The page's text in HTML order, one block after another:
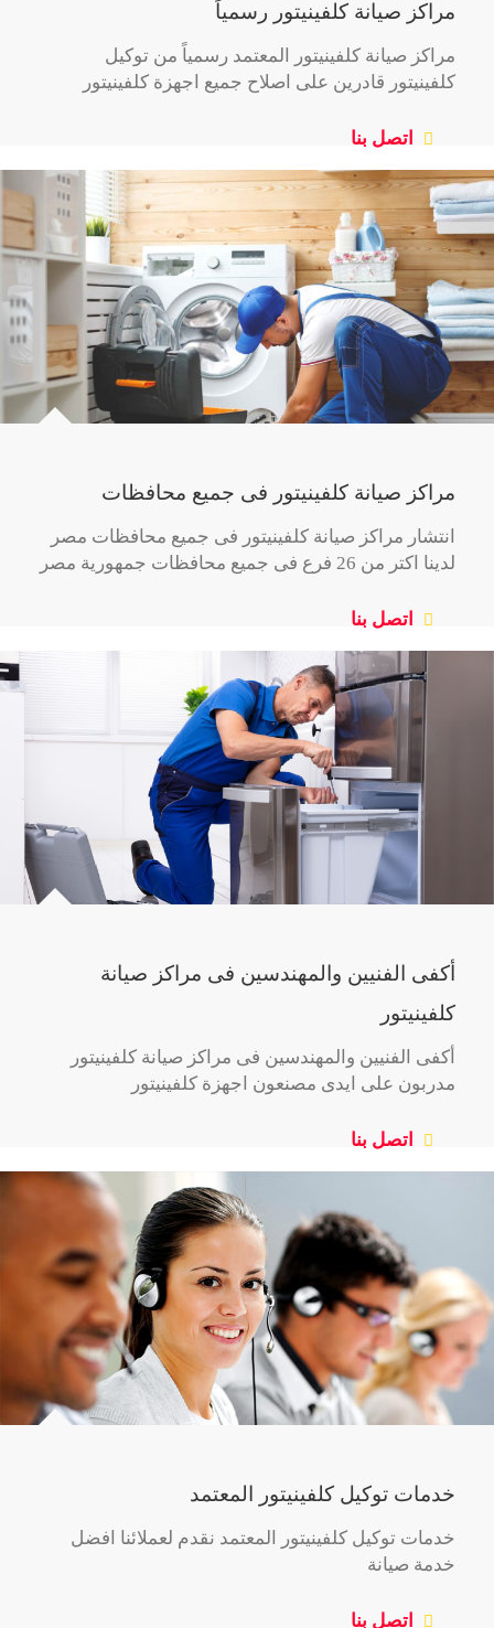
مراكز صيانة كلفينيتور رسمياً
مراكز صيانة كلفينيتور المعتمد رسمياً من توكيل
كلفينيتور قادرين على اصلاح جميع اجهزة كلفينيتور
مراكز صيانة كلفينيتور فى جميع محافظات
انتشار مراكز صيانة كلفينيتور فى جميع محافظات مصر
لدينا اكتر من 26 فرع فى جميع محافظات جمهورية مصر
أكفى الفنيين والمهندسين فى مراكز صيانة
كلفينيتور
أكفى الفنيين والمهندسين فى مراكز صيانة كلفينيتور
مدربون على ايدى مصنعون اجهزة كلفينيتور
خدمات توكيل كلفينيتور المعتمد
خدمات توكيل كلفينيتور المعتمد نقدم لعملائنا افضل
خدمة صيانة